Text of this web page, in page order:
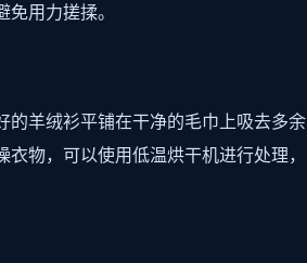
用力搓揉。
的羊绒衫平铺在干净的毛巾上吸去多余
物，可以使用低温烘干机进行处理，